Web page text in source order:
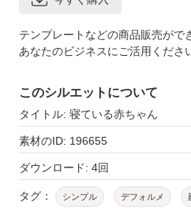
テンプレートなどの商品販売がで
あなたのビジネスにご活用くださ
このシルエットについて
タイトル: 寝ている赤ちゃん
素材のID: 196655
ダウンロード: 4回
タグ： シンプル デフォルメ